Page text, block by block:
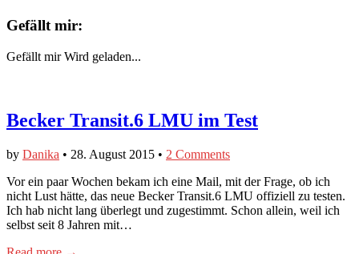
Gefällt mir:
Gefällt mir Wird geladen...
Becker Transit.6 LMU im Test
by Danika • 28. August 2015 • 2 Comments
Vor ein paar Wochen bekam ich eine Mail, mit der Frage, ob ich
nicht Lust hätte, das neue Becker Transit.6 LMU offiziell zu testen.
Ich hab nicht lang überlegt und zugestimmt. Schon allein, weil ich
selbst seit 8 Jahren mit…